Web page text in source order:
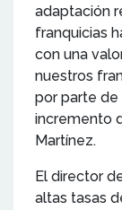
adaptación
franquicias
con una
nuestros
por parte de
incremento
Martínez.
El director
altas tasas